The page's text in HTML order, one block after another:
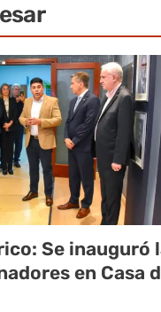
Se inauguró
en Casa